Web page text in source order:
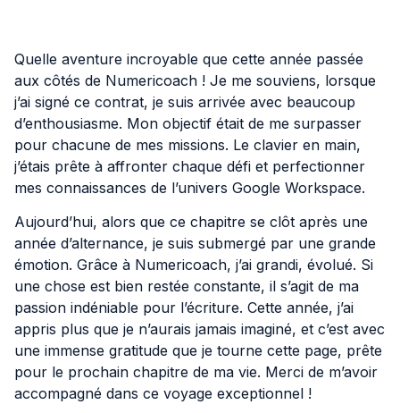
Contact
Quelle aventure incroyable que cette année passée
aux côtés de Numericoach ! Je me souviens, lorsque
j’ai signé ce contrat, je suis arrivée avec beaucoup
d’enthousiasme. Mon objectif était de me surpasser
pour chacune de mes missions. Le clavier en main,
j’étais prête à affronter chaque défi et perfectionner
mes connaissances de l’univers Google Workspace.
Aujourd’hui, alors que ce chapitre se clôt après une
année d’alternance, je suis submergé par une grande
émotion. Grâce à Numericoach, j’ai grandi, évolué. Si
une chose est bien restée constante, il s’agit de ma
passion indéniable pour l’écriture. Cette année, j’ai
appris plus que je n’aurais jamais imaginé, et c’est avec
une immense gratitude que je tourne cette page, prête
pour le prochain chapitre de ma vie. Merci de m’avoir
accompagné dans ce voyage exceptionnel !